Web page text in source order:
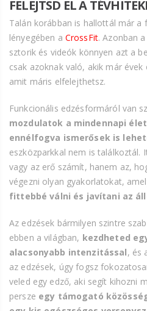
FELEJTSD EL A
Talán korábban is hallottál már a
lényegében a CrossFit. Azonban
sztorik és videók könnyen azt a
csak azoknak való, akik már
amit máris elfelejthetsz.
Funkcionális edzésformáról van
mozdulatok a mindennapi
ennélfogva ismerősek is
eszközparkkal nem is találkoztál.
vagy az erő számít, hanem az,
végezni olyan gyakorlatokat,
fittebbé válni és javítani az
Az edzések bármilyen szintre
ebben a világban, kezdheted
alacsonyabb intenzitással, és
az edzések, úgy fogsz
veled egy edző, aki segít kihozni
persze egy támogató